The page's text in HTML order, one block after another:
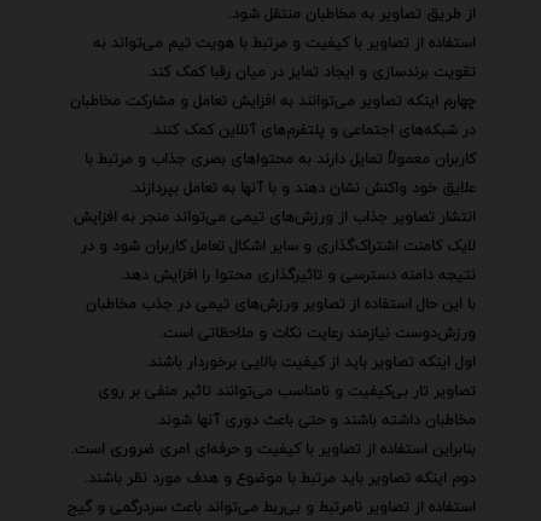
از طریق تصاویر به مخاطبان منتقل شود.
استفاده از تصاویر با کیفیت و مرتبط با هویت تیم می‌تواند به
تقویت برندسازی و ایجاد تمایز در میان رقبا کمک کند.
چهارم اینکه تصاویر می‌توانند به افزایش تعامل و مشارکت مخاطبان
در شبکه‌های اجتماعی و پلتفرم‌های آنلاین کمک کنند.
کاربران معمولاً تمایل دارند به محتواهای بصری جذاب و مرتبط با
علایق خود واکنش نشان دهند و با آنها به تعامل بپردازند.
انتشار تصاویر جذاب از ورزش‌های تیمی می‌تواند منجر به افزایش
لایک کامنت اشتراک‌گذاری و سایر اشکال تعامل کاربران شود و در
نتیجه دامنه دسترسی و تاثیرگذاری محتوا را افزایش دهد.
با این حال استفاده از تصاویر ورزش‌های تیمی در جذب مخاطبان
ورزش‌دوست نیازمند رعایت نکات و ملاحظاتی است.
اول اینکه تصاویر باید از کیفیت بالایی برخوردار باشند.
تصاویر تار بی‌کیفیت و نامناسب می‌توانند تاثیر منفی بر روی
مخاطبان داشته باشند و حتی باعث دوری آنها شوند.
بنابراین استفاده از تصاویر با کیفیت و حرفه‌ای امری ضروری است.
دوم اینکه تصاویر باید مرتبط با موضوع و هدف مورد نظر باشند.
استفاده از تصاویر نامرتبط و بی‌ربط می‌تواند باعث سردرگمی و گیج